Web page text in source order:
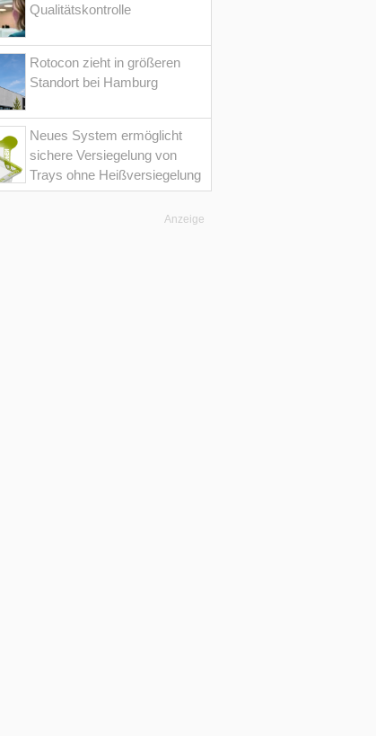
Qualitätskontrolle
Rotocon zieht in größeren
Standort bei Hamburg
Neues System ermöglicht
sichere Versiegelung von
Trays ohne Heißversiegelung
Anzeige